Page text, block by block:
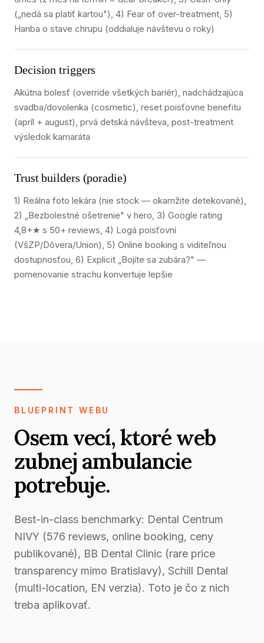
(„nedá sa platiť kartou"), 4) Fear of over-treatment, 5)
Hanba o stave chrupu (oddialuje návštevu o roky)
Decision triggers
Akútna bolesť (override všetkých bariér), nadchádzajúca
svadba/dovolenka (cosmetic), reset poisťovne benefitu
(apríl + august), prvá detská návšteva, post-treatment
výsledok kamaráta
Trust builders (poradie)
1) Reálna foto lekára (nie stock — okamžite detekované),
2) „Bezbolestné ošetrenie" v hero, 3) Google rating
4,8+★ s 50+ reviews, 4) Logá poisťovní
(VšZP/Dôvera/Union), 5) Online booking s viditeľnou
dostupnosťou, 6) Explicit „Bojíte sa zubára?" —
pomenovanie strachu konvertuje lepšie
BLUEPRINT WEBU
Osem vecí, ktoré web
zubnej ambulancie
potrebuje.
Best-in-class benchmarky: Dental Centrum
NIVY (576 reviews, online booking, ceny
publikované), BB Dental Clinic (rare price
transparency mimo Bratislavy), Schill Dental
(multi-location, EN verzia). Toto je čo z nich
treba aplikovať.